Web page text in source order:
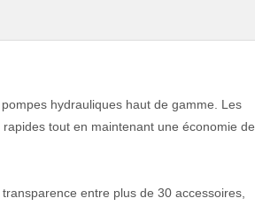
hydrauliques haut de gamme. Les
tout en maintenant une économie de
entre plus de 30 accessoires,